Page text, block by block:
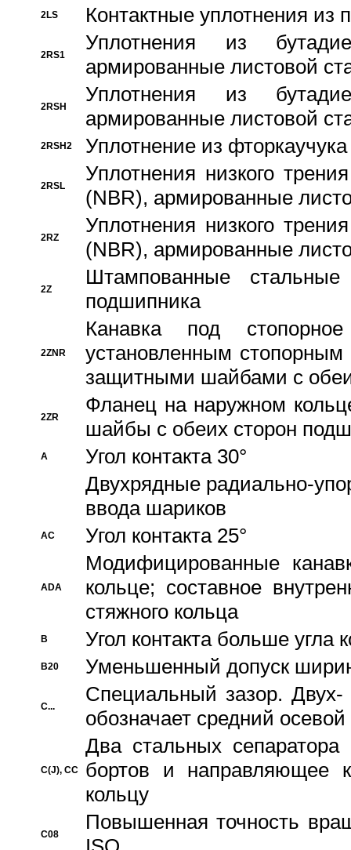
2LS Контактные уплотнения из
2RS1
Уплотнения из
армированные листовой
2RSH
Уплотнения из
армированные листовой
2RSH2 Уплотнение из
2RSL
Уплотнения низкого
(NBR), армированные
2RZ
Уплотнения низкого
(NBR), армированные
2Z
Штампованные
подшипника
2ZNR
Канавка под
установленным
защитными шайбами с
2ZR
Фланец на наружном
шайбы с обеих сторон
A
Угол контакта 30°
Двухрядные радиально-
ввода шариков
AC Угол контакта 25°
ADA
Модифицированные
кольце; составное
стяжного кольца
B Угол контакта больше угла
B20 Уменьшенный допуск
C...
Специальный зазор.
обозначает средний
C(J), CC
Два стальных сепаратора
бортов и направляющее
кольцу
C08
Повышенная точность